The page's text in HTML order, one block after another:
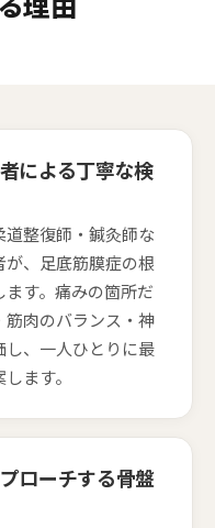
による丁寧な検
整復師・鍼灸師な
が、足底筋膜症の根
す。痛みの箇所だ
筋肉のバランス・神
、一人ひとりに最
ます。
ローチする骨盤